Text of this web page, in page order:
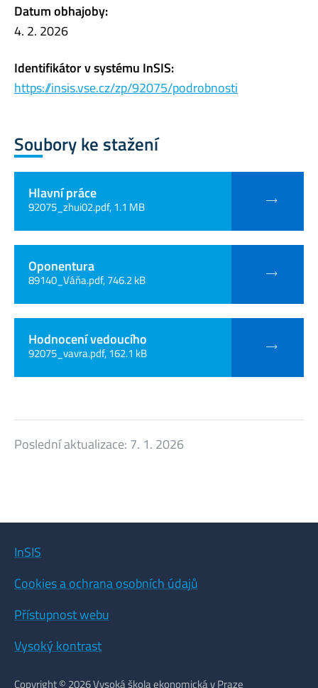
Datum obhajoby:
4. 2. 2026
Identifikátor v systému InSIS:
https://insis.vse.cz/zp/92075/podrobnosti
Soubory ke stažení
Hlavní práce
92075_zhui02.pdf, 1.1 MB
Oponentura
89140_Váňa.pdf, 746.2 kB
Hodnocení vedoucího
92075_vavra.pdf, 162.1 kB
Poslední aktualizace: 7. 1. 2026
InSIS
Cookies a ochrana osobních údajů
Přístupnost webu
Vysoký kontrast
Copyright © 2026 Vysoká škola ekonomická v Praze